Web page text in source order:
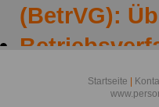
(BetrVG):
(BetrVG): §
Startseite